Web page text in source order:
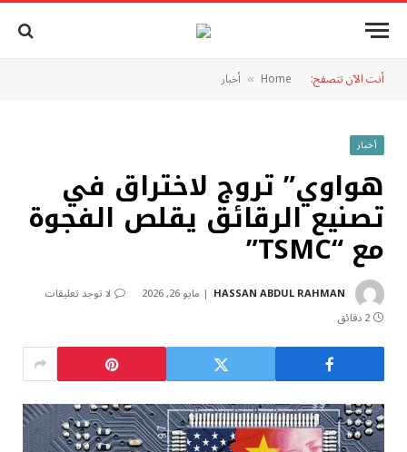
أنت الآن تتصفح: Home
» أخبار
أخبار
هواوي” تروج لاختراق في
تصنيع الرقائق يقلص الفجوة
مع “TSMC”
HASSAN ABDUL RAHMAN مايو 26, 2026
لا توجد تعليقات
2 دقائق